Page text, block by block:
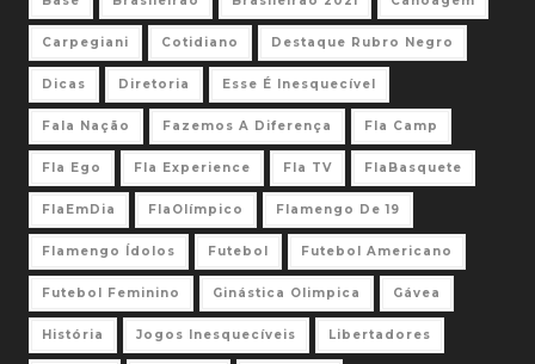
Carpegiani Cotidiano Destaque Rubro Negro
Dicas Diretoria Esse É Inesquecível
Fala Nação Fazemos A Diferença Fla Camp
Fla Ego Fla Experience Fla TV FlaBasquete
FlaEmDia FlaOlímpico Flamengo De 19
Flamengo Ídolos Futebol Futebol Americano
Futebol Feminino Ginástica Olimpica Gávea
História Jogos Inesquecíveis Libertadores